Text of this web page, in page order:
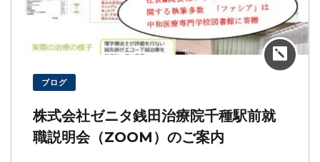
ブログ
株式会社ゼニタ銭田治療院千種駅前就
職説明会（ZOOM）のご案内